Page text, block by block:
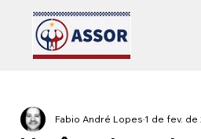
Fabio André Lopes1 de fev. de